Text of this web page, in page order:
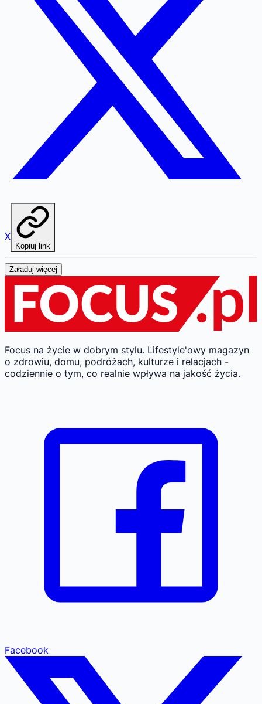
X
Kopiuj link
Załaduj więcej
Focus na życie w dobrym stylu. Lifestyle'owy magazyn
o zdrowiu, domu, podróżach, kulturze i relacjach -
codziennie o tym, co realnie wpływa na jakość życia.
Facebook